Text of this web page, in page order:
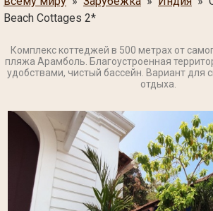
Beach Cottages 2*
Комплекс коттеджей в 500 метрах от
пляжа Арамболь. Благоустроенная
удобствами, чистый бассейн. Вариант для
отдыха.